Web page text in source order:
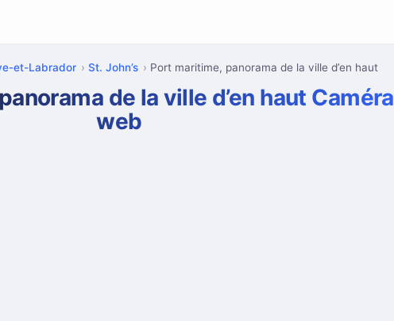
et-Labrador St. John’s Port maritime, panorama de la ville d’en haut
de la ville d’en haut Caméra
web